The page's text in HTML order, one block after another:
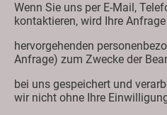
Wenn Sie uns per E-Mail,
kontaktieren, wird Ihre
hervorgehenden
Anfrage) zum Zwecke der
bei uns gespeichert und
wir nicht ohne Ihre